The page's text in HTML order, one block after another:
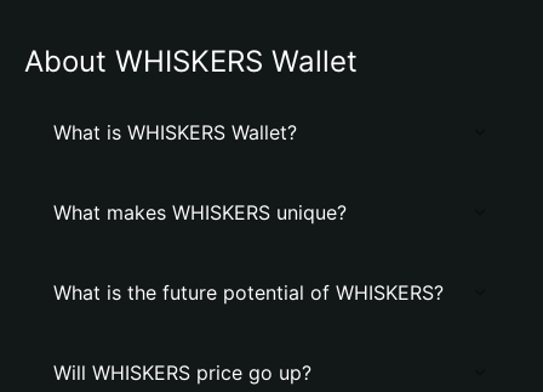
About WHISKERS Wallet
What is WHISKERS Wallet?
What makes WHISKERS unique?
What is the future potential of WHISKERS?
Will WHISKERS price go up?